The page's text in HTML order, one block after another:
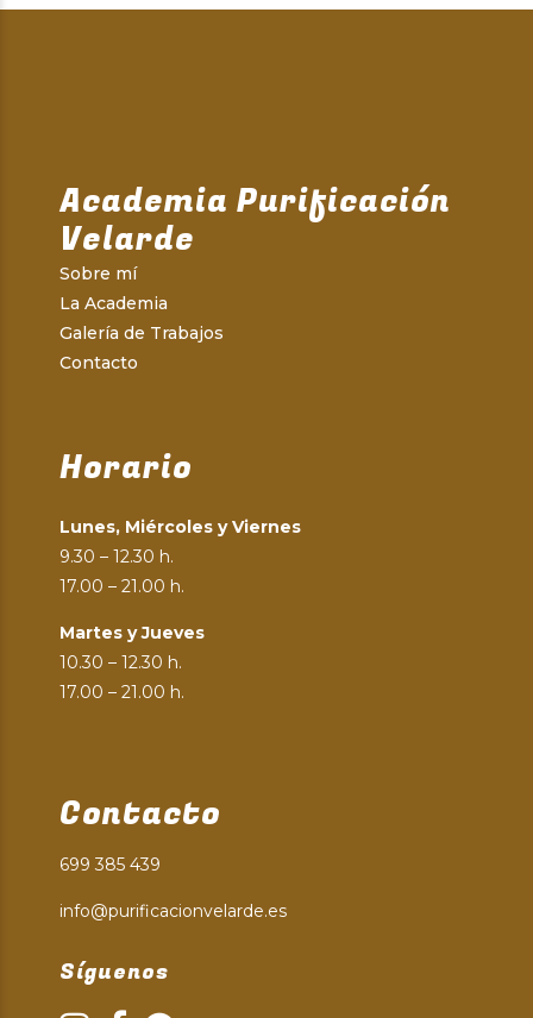
Academia Purificación
Velarde
Sobre mí
La Academia
Galería de Trabajos
Contacto
Horario
Lunes, Miércoles y Viernes
9.30 – 12.30 h.
17.00 – 21.00 h.
Martes y Jueves
10.30 – 12.30 h.
17.00 – 21.00 h.
Contacto
699 385 439
info@purificacionvelarde.es
Síguenos